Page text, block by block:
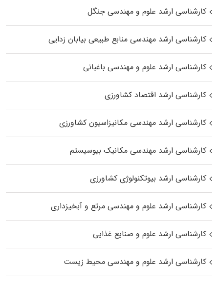
کارشناسی ارشد علوم و مهندسی جنگل
کارشناسی ارشد مهندسی منابع طبیعی بیابان زدایی
کارشناسی ارشد علوم و مهندسی باغبانی
کارشناسی ارشد اقتصاد کشاورزی
کارشناسی ارشد مهندسی مکانیزاسیون کشاورزی
کارشناسی ارشد مهندسی مکانیک بیوسیستم
کارشناسی ارشد بیوتکنولوژی کشاورزی
کارشناسی ارشد علوم و مهندسی مرتع و آبخیزداری
کارشناسی ارشد علوم و صنایع غذایی
کارشناسی ارشد علوم و مهندسی محیط زیست